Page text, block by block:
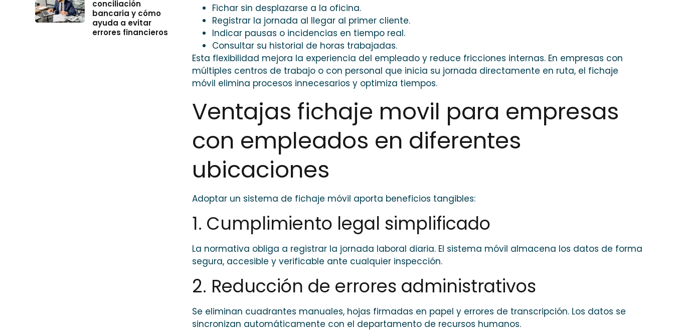
conciliación
bancaria y cómo
ayuda a evitar
errores financieros
Fichar sin desplazarse a la oficina.
Registrar la jornada al llegar al primer cliente.
Indicar pausas o incidencias en tiempo real.
Consultar su historial de horas trabajadas.
Esta flexibilidad mejora la experiencia del empleado y reduce fricciones internas. En empresas con
múltiples centros de trabajo o con personal que inicia su jornada directamente en ruta, el fichaje
móvil elimina procesos innecesarios y optimiza tiempos.
Ventajas fichaje movil para empresas
con empleados en diferentes
ubicaciones
Adoptar un sistema de fichaje móvil aporta beneficios tangibles:
1. Cumplimiento legal simplificado
La normativa obliga a registrar la jornada laboral diaria. El sistema móvil almacena los datos de forma
segura, accesible y verificable ante cualquier inspección.
2. Reducción de errores administrativos
Se eliminan cuadrantes manuales, hojas firmadas en papel y errores de transcripción. Los datos se
sincronizan automáticamente con el departamento de recursos humanos.